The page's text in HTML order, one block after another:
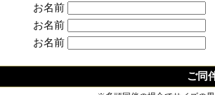
お名前
お名前
お名前
ご同